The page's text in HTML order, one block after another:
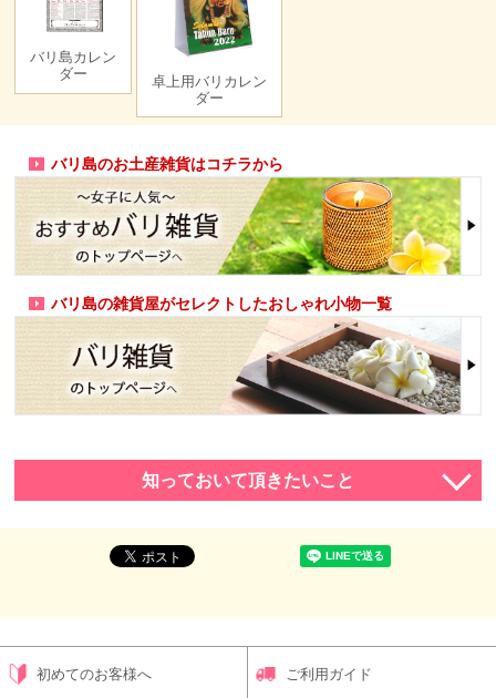
バリ島カレン
ダー
卓上用バリカレン
ダー
バリ島のお土産雑貨はコチラから
バリ島の雑貨屋がセレクトしたおしゃれ小物一覧
知っておいて頂きたいこと
初めてのお客様へ ご利用ガイド